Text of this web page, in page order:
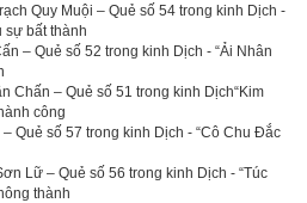
Quy Muội – Quẻ số 54 trong kinh Dịch -
sự bất thành
– Quẻ số 52 trong kinh Dịch - “Ải Nhân
Chấn – Quẻ số 51 trong kinh Dịch“Kim
công
Quẻ số 57 trong kinh Dịch - “Cô Chu Đắc
Lữ – Quẻ số 56 trong kinh Dịch - “Túc
thành